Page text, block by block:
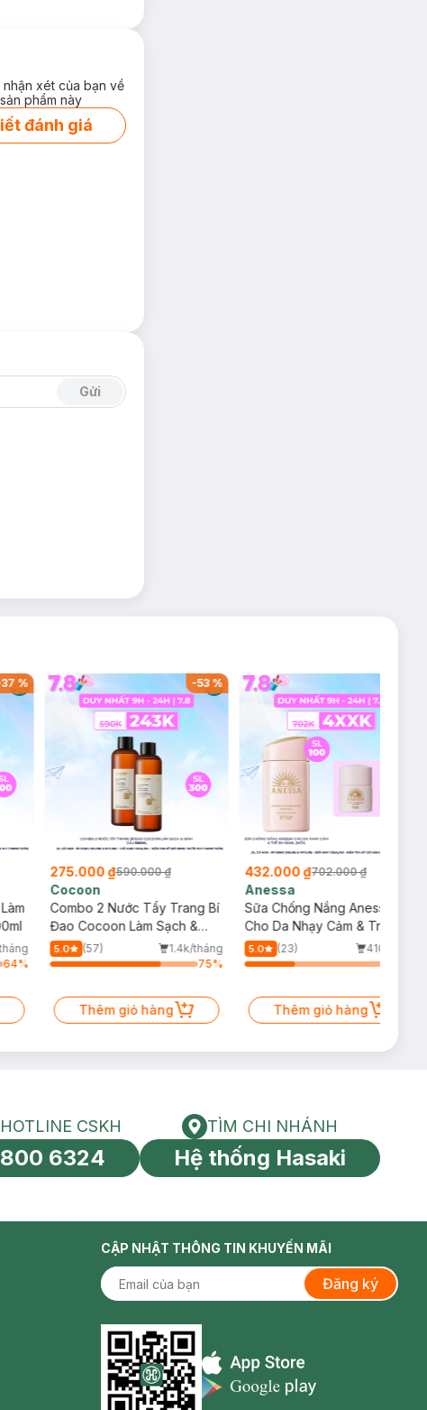
nhận xét của bạn về
sản phẩm này
đánh giá
Gửi
37 %
64%
-53%
275.000 ₫590.000 ₫
Cocoon
Combo 2 Nước Tẩy Trang Bí
Đao Cocoon Làm Sạch &
Giảm Dầu 500ml
5.0 (57)
1.4k/tháng
75%
Thêm giỏ hàng
432.000 ₫702.000 ₫
Anessa
Sữa Chống Nắng Anessa
Cho Da Nhạy Cảm & Trẻ Em
60ml (Mới)
5.0 (23)
410/tháng
Thêm giỏ hàng
tín toàn cầu
HOTLINE CSKH
HOTLINE CSKH
6324
Tìm chi nhánh
TÌM CHI NHÁNH
Hệ thống Hasaki
CẬP NHẬT THÔNG TIN KHUYẾN MÃI
Đăng ký
Appstore icon